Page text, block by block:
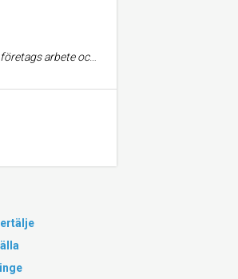
på mindre än 3 månader, allt i enlighet med lägenhetens design 😃